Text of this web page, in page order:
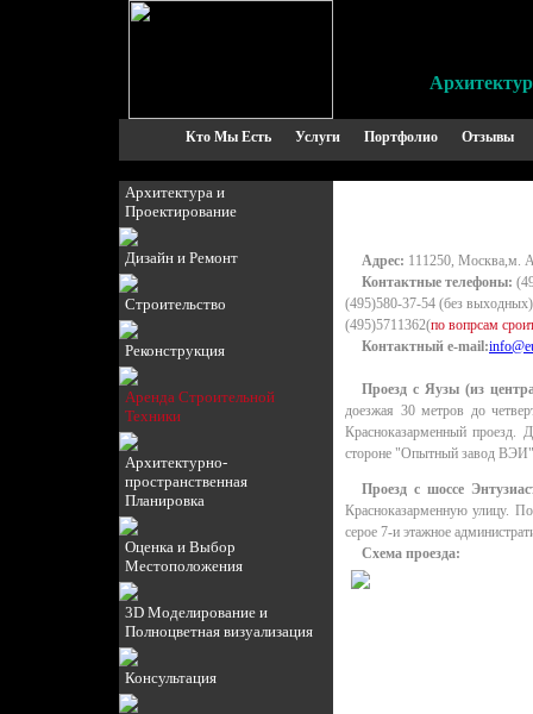
Кто Мы Есть Услуги Портфолио Отзывы
Архитектура и
Проектирование
Дизайн и Ремонт
Строительство
Реконструкция
Аренда Строительной
Техники
Архитектурно-
пространственная
Планировка
Оценка и Выбор
Местоположения
3D Моделирование и
Полноцветная визуализация
Консультация
Адрес: 111250, Москва,м.
Контактные телефоны:
(495)580-37-54 (без выходных)
(495)5711362(по вопрсам
Контактный e-mail:
Проезд с Яузы (из
доезжая 30 метров до
Красноказарменный проезд.
стороне "Опытный завод
Проезд с шоссе
Красноказарменную улицу.
серое 7-и этажное
Схема проезда: